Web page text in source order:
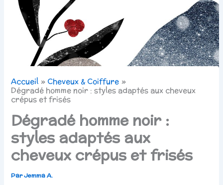
Accueil
Cheveux & Coiffure
Dégradé homme noir : styles adaptés aux cheveux
crépus et frisés
Dégradé homme noir :
styles adaptés aux
cheveux crépus et frisés
ParJemma A.